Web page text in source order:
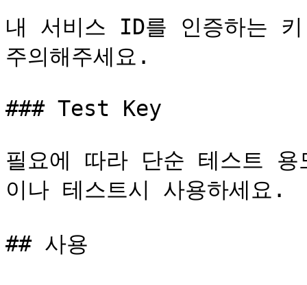
내 서비스 ID를 인증하는
주의해주세요.
### Test Key
필요에 따라 단순 테스트
이나 테스트시 사용하세요.
## 사용